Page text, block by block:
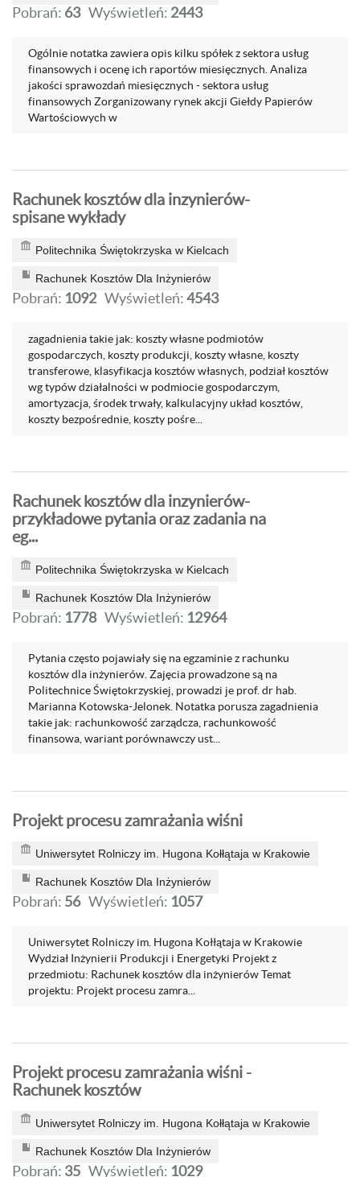
Pobrań: 63 Wyświetleń: 2443
Ogólnie notatka zawiera opis kilku spółek z sektora usług
finansowych i ocenę ich raportów miesięcznych. Analiza
jakości sprawozdań miesięcznych - sektora usług
finansowych Zorganizowany rynek akcji Giełdy Papierów
Wartościowych w
Rachunek kosztów dla inzynierów-
spisane wykłady
Politechnika Świętokrzyska w Kielcach
Rachunek Kosztów Dla Inżynierów
Pobrań: 1092 Wyświetleń:4543
zagadnienia takie jak: koszty własne podmiotów
gospodarczych, koszty produkcji, koszty własne, koszty
transferowe, klasyfikacja kosztów własnych, podział kosztów
wg typów działalności w podmiocie gospodarczym,
amortyzacja, środek trwały, kalkulacyjny układ kosztów,
koszty bezpośrednie, koszty pośre...
Rachunek kosztów dla inzynierów-
przykładowe pytania oraz zadania na
eg...
Politechnika Świętokrzyska w Kielcach
Rachunek Kosztów Dla Inżynierów
Pobrań: 1778 Wyświetleń: 12964
Pytania często pojawiały się na egzaminie z rachunku
kosztów dla inżynierów. Zajęcia prowadzone są na
Politechnice Świętokrzyskiej, prowadzi je prof. dr hab.
Marianna Kotowska-Jelonek. Notatka porusza zagadnienia
takie jak: rachunkowość zarządcza, rachunkowość
finansowa, wariant porównawczy ust...
Projekt procesu zamrażania wiśni
Uniwersytet Rolniczy im. Hugona Kołłątaja w Krakowie
Rachunek Kosztów Dla Inżynierów
Pobrań: 56 Wyświetleń: 1057
Uniwersytet Rolniczy im. Hugona Kołłątaja w Krakowie
Wydział Inżynierii Produkcji i Energetyki Projekt z
przedmiotu: Rachunek kosztów dla inżynierów Temat
projektu: Projekt procesu zamra...
Projekt procesu zamrażania wiśni -
Rachunek kosztów
Uniwersytet Rolniczy im. Hugona Kołłątaja w Krakowie
Rachunek Kosztów Dla Inżynierów
Pobrań: 35 Wyświetleń: 1029